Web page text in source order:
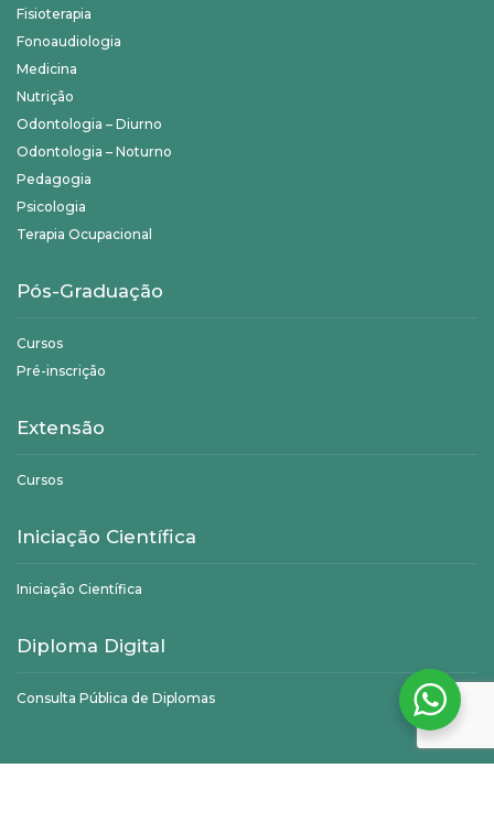
Fisioterapia
Fonoaudiologia
Medicina
Nutrição
Odontologia – Diurno
Odontologia – Noturno
Pedagogia
Psicologia
Terapia Ocupacional
Pós-Graduação
Cursos
Pré-inscrição
Extensão
Cursos
Iniciação Científica
Iniciação Científica
Diploma Digital
Consulta Pública de Diplomas